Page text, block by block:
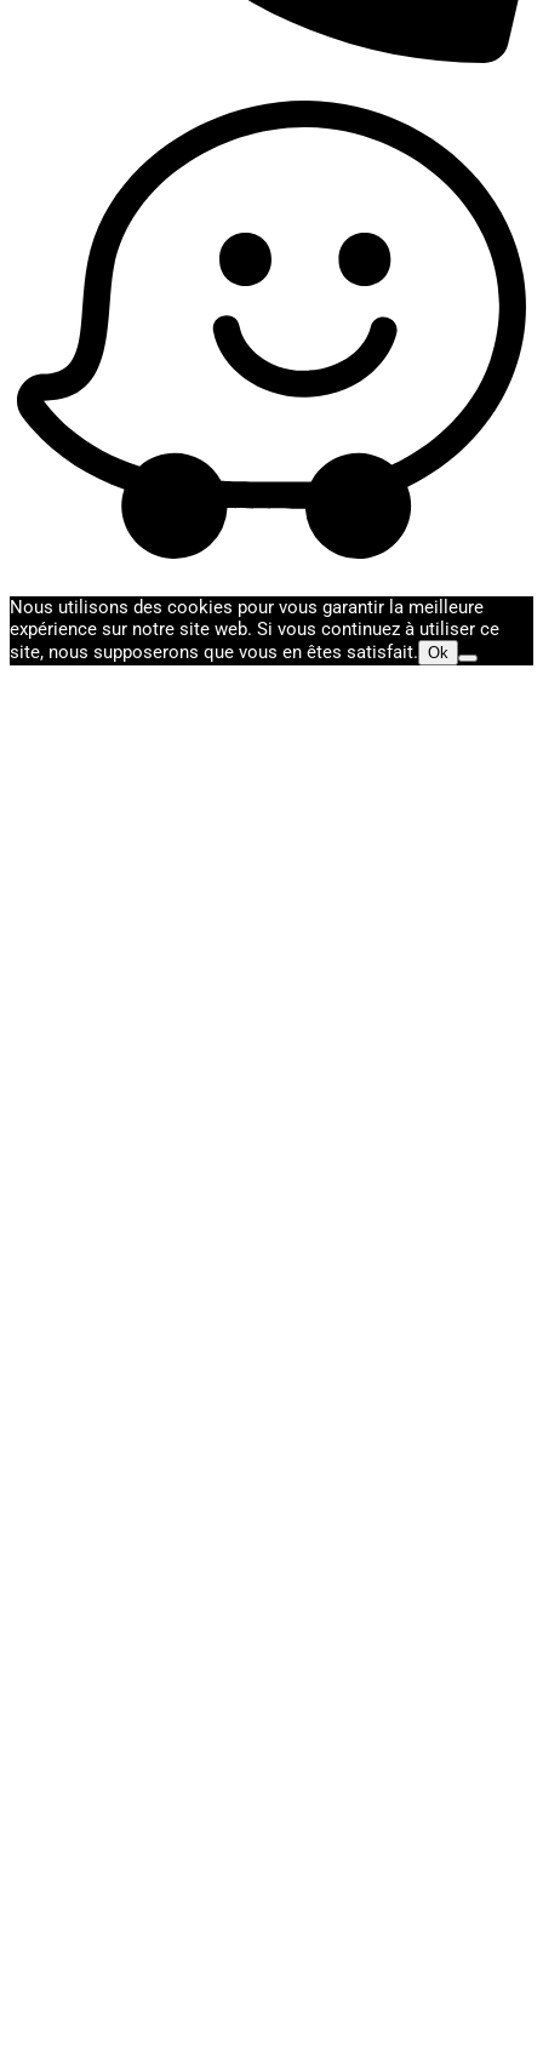
Nous utilisons des cookies pour vous garantir la meilleure
expérience sur notre site web. Si vous continuez à utiliser ce
site, nous supposerons que vous en êtes satisfait. Ok